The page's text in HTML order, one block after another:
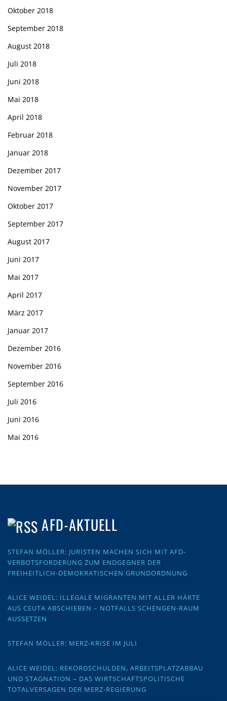
Oktober 2018
September 2018
August 2018
Juli 2018
Juni 2018
Mai 2018
April 2018
Februar 2018
Januar 2018
Dezember 2017
November 2017
Oktober 2017
September 2017
August 2017
Juni 2017
Mai 2017
April 2017
März 2017
Januar 2017
Dezember 2016
November 2016
September 2016
Juli 2016
Juni 2016
Mai 2016
AFD-AKTUELL
STEFAN MÖLLER: JURISTEN MACHEN SICH MIT AFD-
VERBOTSFORDERUNG ZUM ENDGEGNER DER
FREIHEITLICH-DEMOKRATISCHEN GRUNDORDNUNG
ALICE WEIDEL: ILLEGALE MIGRANTEN MIT ALLER HÄRTE
AUS CEUTA ABSCHIEBEN – NOTFALLS SCHENGEN-RAUM
AUSSETZEN
STEFAN MÖLLER: MERZ-KRISE IM JULI
ALICE WEIDEL: REKORDSCHULDEN, ARBEITSPLATZABBAU
UND STAGNATION – DAS WIRTSCHAFTSPOLITISCHE
TOTALVERSAGEN DER MERZ-REGIERUNG